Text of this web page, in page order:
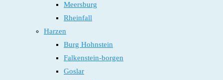
Meersburg
Rheinfall
Harzen
Burg Hohnstein
Falkenstein-borgen
Goslar